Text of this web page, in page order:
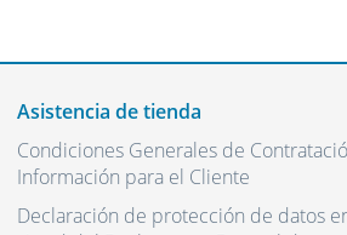
Asistencia de tienda
Condiciones Generales de
Información para el Cliente
Declaración de protección de datos